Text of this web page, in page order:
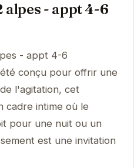
alpes - appt 4-6
- appt 4-6
conçu pour offrir une
l'agitation, cet
cadre intime où le
pour une nuit ou un
est une invitation